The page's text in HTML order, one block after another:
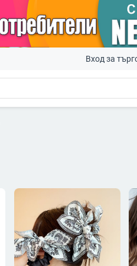
Вход за